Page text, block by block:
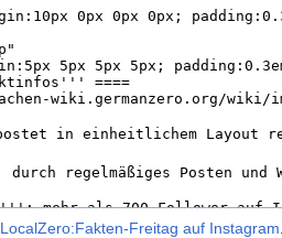
LocalZero:Fakten-Freitag auf Instagram